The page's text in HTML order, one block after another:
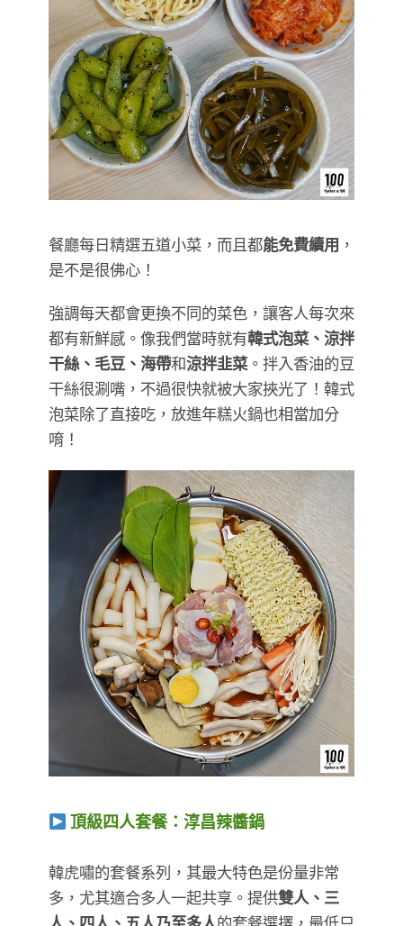
餐廳每日精選五道小菜，而且都能免費續用 ，
是不是很佛心！
強調每天都會更換不同的菜色，讓客人每次來
都有新鮮感。像我們當時就有韓式泡菜、涼拌
干絲、毛豆、海帶和涼拌韭菜。拌入香油的豆
干絲很涮嘴，不過很快就被大家挾光了！韓式
泡菜除了直接吃，放進年糕火鍋也相當加分
唷！
頂級四人套餐：淳昌辣醬鍋
​​​​​​​韓虎嘯的套餐系列，其最大特色是份量非常
多，尤其適合多人一起共享。提供雙人、三